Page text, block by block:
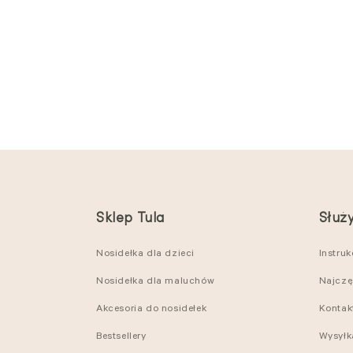
Sklep Tula
Nosidełka dla dzieci
Nosidełka dla maluchów
Akcesoria do nosidełek
Bestsellery